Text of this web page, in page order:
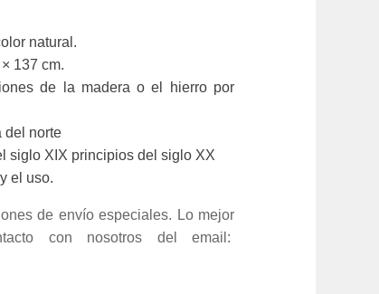
natural.
137 cm.
de la madera o el hierro por
del norte
siglo XIX principios del siglo XX
el uso.
de envío especiales. Lo mejor
con nosotros del email: